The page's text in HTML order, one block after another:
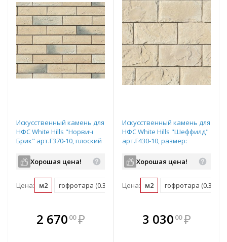
Искусственный камень для
НФС White Hills "Норвич
Брик" арт.F370-10, плоский
Хорошая цена!
Цена: м2 гофротара (0.38 м2) мастербокс (24.32 м2)
2 670 00 ₽
В комплекте
всегда выгоднее!
Искусственный камень для
НФС White Hills "Шеффилд"
арт.F430-10, размер:
Хорошая цена!
Цена: м2 гофротара (0.34 м2)
В комплекте
всегда выгоднее!
3 030 00 ₽